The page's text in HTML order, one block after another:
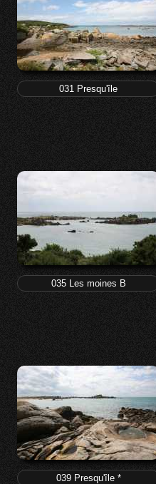
031 Presqu'île
035 Les moines B
039 Presqu'île *